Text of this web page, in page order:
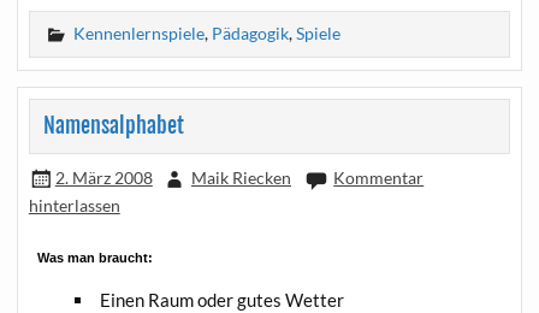
Kennenlernspiele, Pädagogik,Spiele
Namensalphabet
2. März 2008 Maik Riecken
Kommentar
hinterlassen
Was man braucht:
Einen Raum oder gutes Wetter